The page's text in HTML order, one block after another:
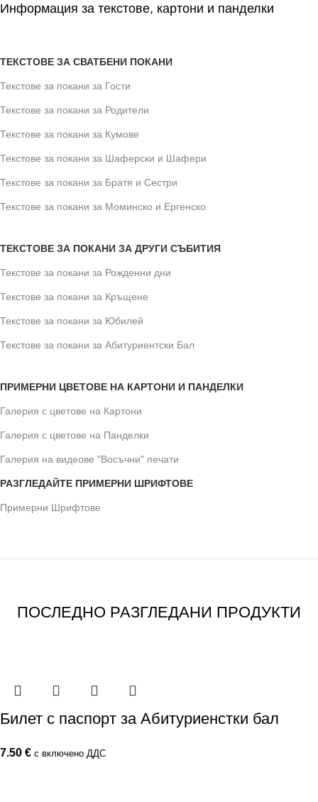
Информация за текстове, картони и панделки
ТЕКСТОВЕ ЗА СВАТБЕНИ ПОКАНИ
Текстове за покани за Гости
Текстове за покани за Родители
Текстове за покани за Кумове
Текстове за покани за Шаферски и Шафери
Текстове за покани за Братя и Сестри
Текстове за покани за Моминско и Ергенско
ТЕКСТОВЕ ЗА ПОКАНИ ЗА ДРУГИ СЪБИТИЯ
Текстове за покани за Рожденни дни
Текстове за покани за Кръщене
Текстове за покани за Юбилей
Текстове за покани за Абитуриентски Бал
ПРИМЕРНИ ЦВЕТОВЕ НА КАРТОНИ И ПАНДЕЛКИ
Галерия с цветове на Картони
Галерия с цветове на Панделки
Галерия на видеове "Восъчни" печати
РАЗГЛЕДАЙТЕ ПРИМЕРНИ ШРИФТОВЕ
Примерни Шрифтове
ПОСЛЕДНО РАЗГЛЕДАНИ ПРОДУКТИ
Билет с паспорт за Абитуриенстки бал
7.50 € с включено ДДС